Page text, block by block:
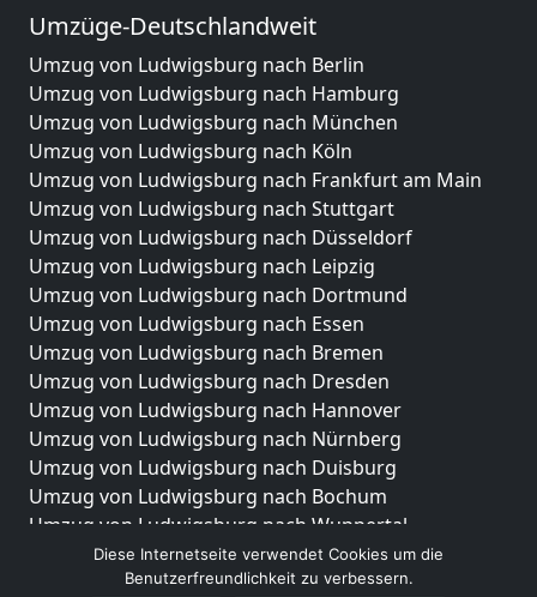
Umzüge-Deutschlandweit
Umzug von Ludwigsburg nach Berlin
Umzug von Ludwigsburg nach Hamburg
Umzug von Ludwigsburg nach München
Umzug von Ludwigsburg nach Köln
Umzug von Ludwigsburg nach Frankfurt am Main
Umzug von Ludwigsburg nach Stuttgart
Umzug von Ludwigsburg nach Düsseldorf
Umzug von Ludwigsburg nach Leipzig
Umzug von Ludwigsburg nach Dortmund
Umzug von Ludwigsburg nach Essen
Umzug von Ludwigsburg nach Bremen
Umzug von Ludwigsburg nach Dresden
Umzug von Ludwigsburg nach Hannover
Umzug von Ludwigsburg nach Nürnberg
Umzug von Ludwigsburg nach Duisburg
Umzug von Ludwigsburg nach Bochum
Umzug von Ludwigsburg nach Wuppertal
Umzug von Ludwigsburg nach Bielefeld
Umzug von Ludwigsburg nach Bonn
Diese Internetseite verwendet Cookies um die
Benutzerfreundlichkeit zu verbessern.